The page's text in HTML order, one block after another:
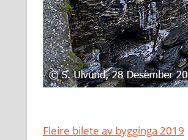
Fleire bilete av bygginga 2019